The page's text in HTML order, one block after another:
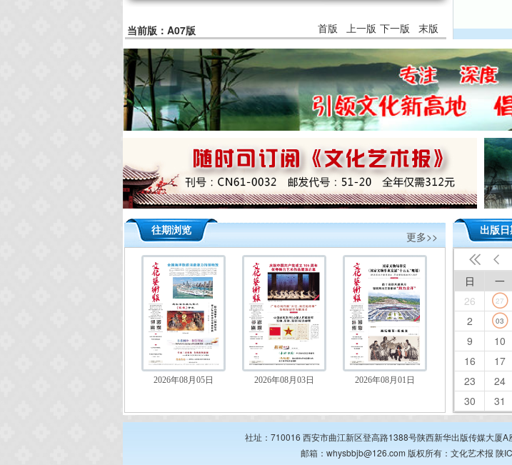
当前版：A07版 首版 上一版 下一版 末版
往期浏览 更多>>
2026年08月05日 2026年08月03日 2026年08月01日
出版
 
日 一
26
27
2 03
9
10
16
17
23
24
30
31
社址：710016 西安市曲江新区登高路1388号陕西新华出版传媒大厦
邮箱：whysbbjb@126.com 版权所有：文化艺术报 陕